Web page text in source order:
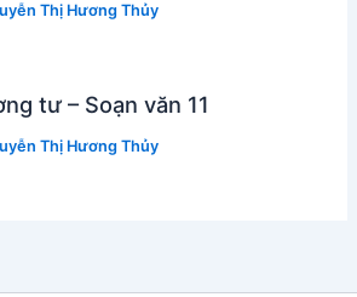
Thị Hương Thủy
tư – Soạn văn 11
Thị Hương Thủy